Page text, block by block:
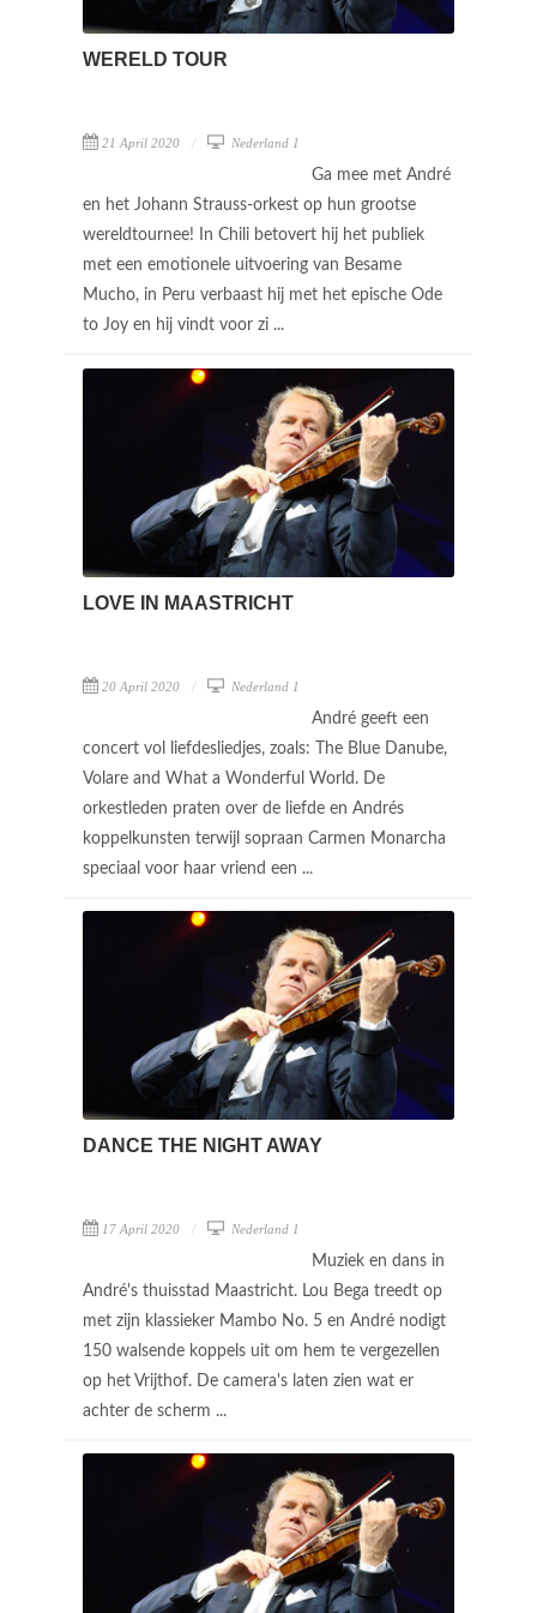
WERELD TOUR
21 April 2020 Nederland 1
Ga mee met André
en het Johann Strauss-orkest op hun grootse
wereldtournee! In Chili betovert hij het publiek
met een emotionele uitvoering van Besame
Mucho, in Peru verbaast hij met het epische Ode
to Joy en hij vindt voor zi ...
LOVE IN MAASTRICHT
20 April 2020 Nederland 1
André geeft een
concert vol liefdesliedjes, zoals: The Blue Danube,
Volare and What a Wonderful World. De
orkestleden praten over de liefde en Andrés
koppelkunsten terwijl sopraan Carmen Monarcha
speciaal voor haar vriend een ...
DANCE THE NIGHT AWAY
17 April 2020 Nederland 1
Muziek en dans in
André's thuisstad Maastricht. Lou Bega treedt op
met zijn klassieker Mambo No. 5 en André nodigt
150 walsende koppels uit om hem te vergezellen
op het Vrijthof. De camera's laten zien wat er
achter de scherm ...